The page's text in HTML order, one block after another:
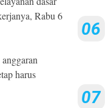
Rabu 6
harus
06
07